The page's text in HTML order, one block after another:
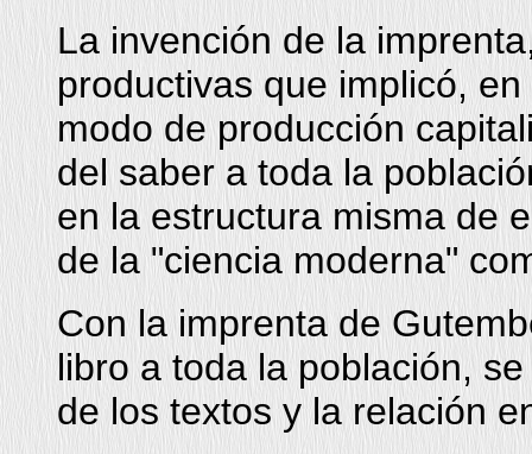
La invención de la
productivas que implicó,
modo de producción
del saber a toda la
en la estructura misma de
de la "ciencia moderna"
Con la imprenta de
libro a toda la población,
de los textos y la relación